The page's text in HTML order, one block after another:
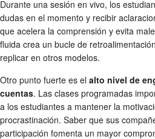
Durante una sesión en vivo, los
dudas en el momento y recibir
que acelera la comprensión y evita
fluida crea un bucle de
replicar en otros modelos.
Otro punto fuerte es el alto nivel de
cuentas. Las clases programadas
a los estudiantes a mantener la
procrastinación. Saber que sus
participación fomenta un mayor